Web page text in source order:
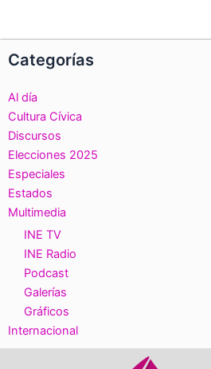
Categorías
Al día
Cultura Cívica
Discursos
Elecciones 2025
Especiales
Estados
Multimedia
INE TV
INE Radio
Podcast
Galerías
Gráficos
Internacional